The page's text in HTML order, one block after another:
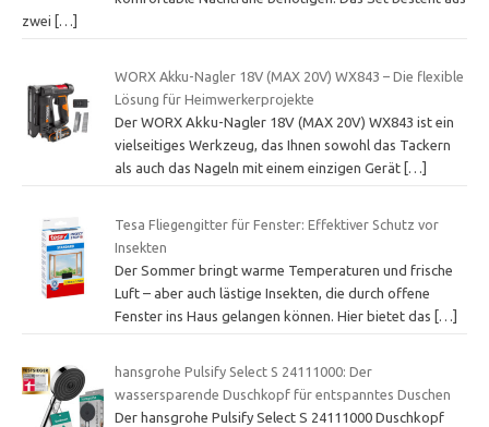
zwei […]
WORX Akku-Nagler 18V (MAX 20V) WX843 – Die flexible
Lösung für Heimwerkerprojekte
Der WORX Akku-Nagler 18V (MAX 20V) WX843 ist ein
vielseitiges Werkzeug, das Ihnen sowohl das Tackern
als auch das Nageln mit einem einzigen Gerät […]
Tesa Fliegengitter für Fenster: Effektiver Schutz vor
Insekten
Der Sommer bringt warme Temperaturen und frische
Luft – aber auch lästige Insekten, die durch offene
Fenster ins Haus gelangen können. Hier bietet das […]
hansgrohe Pulsify Select S 24111000: Der
wassersparende Duschkopf für entspanntes Duschen
Der hansgrohe Pulsify Select S 24111000 Duschkopf